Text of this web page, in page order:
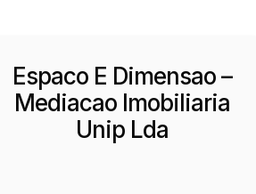
Espaco E Dimensao –
Mediacao Imobiliaria
Unip Lda